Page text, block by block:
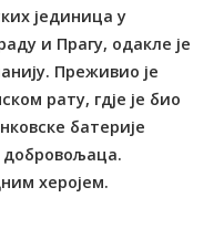
јединица у
и Прагу, одакле је
Преживио је
рату, гдје је био
батерије
добровољаца.
херојем.